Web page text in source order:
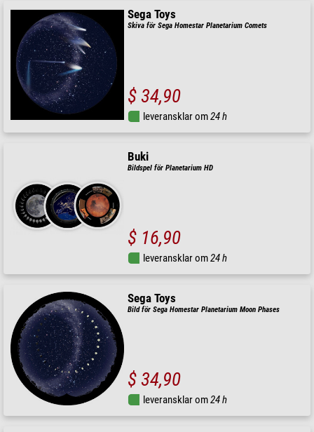
Sega Toys
Skiva för Sega Homestar Planetarium Comets
$ 34,90
leveransklar om24 h
Buki
Bildspel för Planetarium HD
$ 16,90
leveransklar om24 h
Sega Toys
Bild för Sega Homestar Planetarium Moon Phases
$ 34,90
leveransklar om24 h